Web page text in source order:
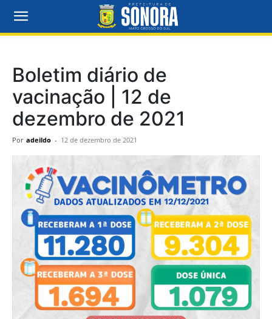
Boletim diário de
vacinação | 12 de
dezembro de 2021
Por adeildo - 12 de dezembro de 2021